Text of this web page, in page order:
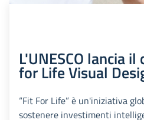
L'UNESCO lancia
for Life Visual
“Fit For Life” è un'iniziativa
sostenere investimenti